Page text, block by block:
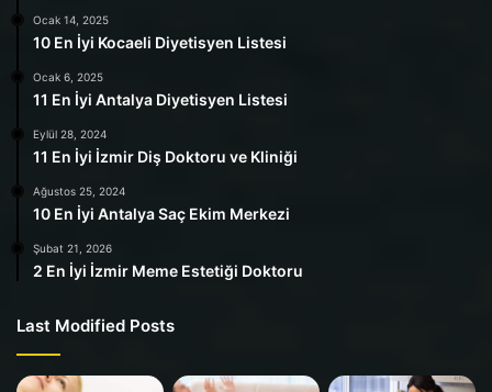
Ocak 14, 2025
10 En İyi Kocaeli Diyetisyen Listesi
Ocak 6, 2025
11 En İyi Antalya Diyetisyen Listesi
Eylül 28, 2024
11 En İyi İzmir Diş Doktoru ve Kliniği
Ağustos 25, 2024
10 En İyi Antalya Saç Ekim Merkezi
Şubat 21, 2026
2 En İyi İzmir Meme Estetiği Doktoru
Last Modified Posts